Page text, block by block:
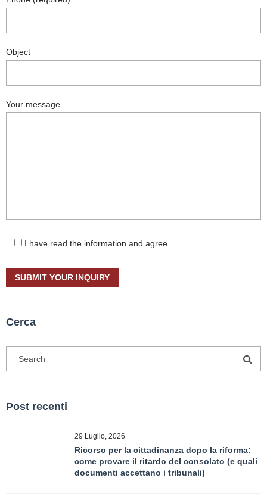
Object
Your message
I have read the information and agree
Cerca
Post recenti
29 Luglio, 2026
Ricorso per la cittadinanza dopo la riforma:
come provare il ritardo del consolato (e quali
documenti accettano i tribunali)